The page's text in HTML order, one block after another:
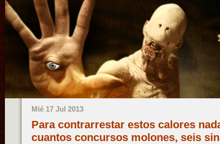
Mié 17 Jul 2013
Para contrarrestar estos calores
cuantos concursos molones, seis